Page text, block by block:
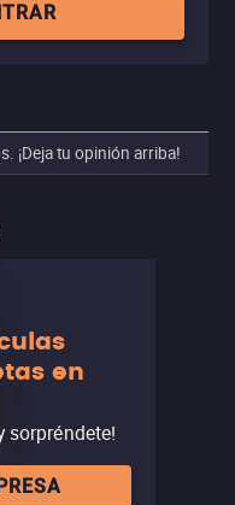
¡Deja tu opinión arriba!
en
sorpréndete!